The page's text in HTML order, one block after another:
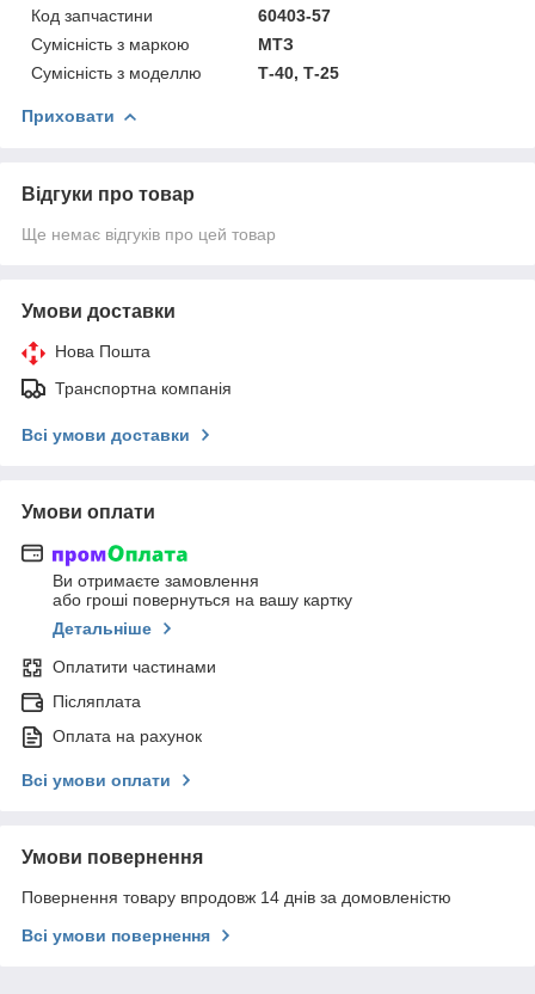
Код запчастини
60403-57
Сумісність з маркою
МТЗ
Сумісність з моделлю
Т-40, Т-25
Приховати
Відгуки про товар
Ще немає відгуків про цей товар
Умови доставки
Нова Пошта
Транспортна компанія
Всі умови доставки
Умови оплати
Ви отримаєте замовлення
або гроші повернуться на вашу картку
Детальніше
Оплатити частинами
Післяплата
Оплата на рахунок
Всі умови оплати
Умови повернення
Повернення товару впродовж 14 днів за домовленістю
Всі умови повернення